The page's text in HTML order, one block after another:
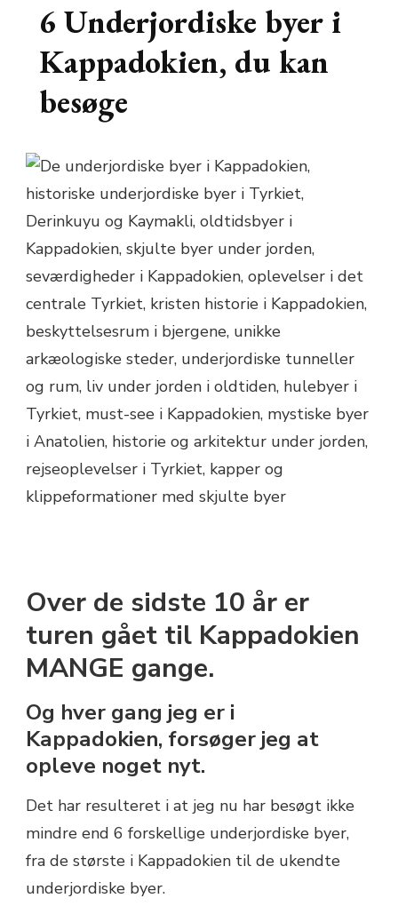
6 Underjordiske byer i
Kappadokien, du kan
besøge
Over de sidste 10 år er
turen gået til Kappadokien
MANGE gange.
Og hver gang jeg er i
Kappadokien, forsøger jeg at
opleve noget nyt.
Det har resulteret i at jeg nu har besøgt ikke
mindre end 6 forskellige underjordiske byer,
fra de største i Kappadokien til de ukendte
underjordiske byer.